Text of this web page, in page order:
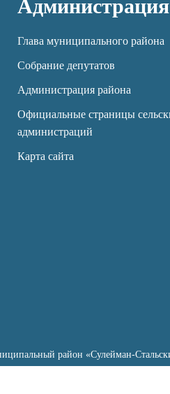
Администрация
Глава муниципального района
Собрание депутатов
Администрация района
Официальные страницы
администраций
Карта сайта
район «Сулейман-